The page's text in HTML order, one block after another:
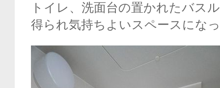
トイレ、洗面台の置かれたバス
得られ気持ちよいスペースにな